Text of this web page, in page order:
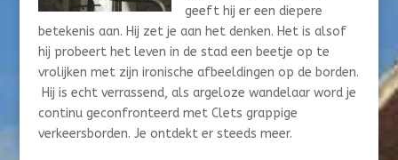
geeft hij er een diepere
betekenis aan. Hij zet je aan het denken. Het is alsof
hij probeert het leven in de stad een beetje op te
vrolijken met zijn ironische afbeeldingen op de borden.
Hij is echt verrassend, als argeloze wandelaar word je
continu geconfronteerd met Clets grappige
verkeersborden. Je ontdekt er steeds meer.